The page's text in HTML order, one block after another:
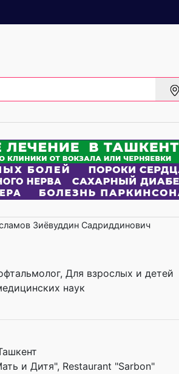
Зиёвуддин Садриддинович
Для взрослых и детей
наук
и Дитя", Restaurant "Sarbon"